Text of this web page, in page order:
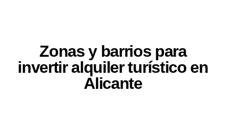
Zonas y barrios para
invertir alquiler turístico en
Alicante